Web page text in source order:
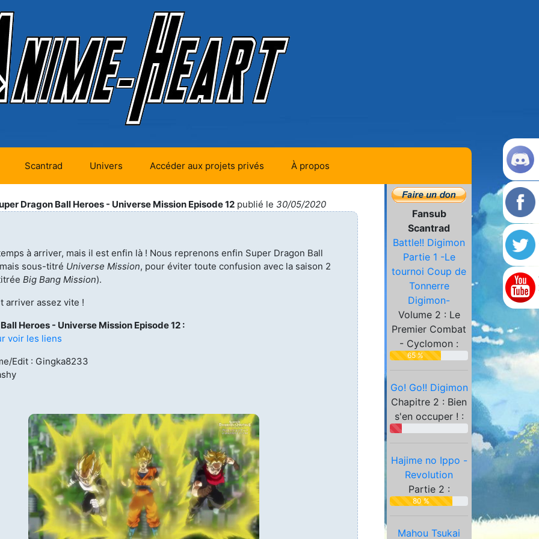
animes (604)
Scantrad
Mangas en cours
(Publics) (11)
(Privés) (132)
Mangas terminés
(Publics) (88)
Mangas en pause (7)
Mangas abandonnés
(0)
Tous les mangas
(273)
Univers Accéder aux projets privés À propos
Histoire de la team
L'équipe
Partenaires
Fansub
Scantrad
Battle!! Digimon
Partie 1 -Le
tournoi Coup de
Tonnerre
Digimon-
Volume 2 : Le
Premier Combat
- Cyclomon :
65 %
Go! Go!! Digimon
Chapitre 2 : Bien
s'en occuper ! :
Hajime no Ippo -
Revolution
Partie 2 :
80 %
Mahou Tsukai
Dragon Ball Heroes - Universe Mission Episode 12 publié le 30/05/2020
à arriver, mais il est enfin là ! Nous reprenons enfin Super Dragon Ball
sous-titré Universe Mission, pour éviter toute confusion avec la saison 2
Big Bang Mission).
arriver assez vite !
Heroes - Universe Mission Episode 12 :
voir les liens
Edit : Gingka8233